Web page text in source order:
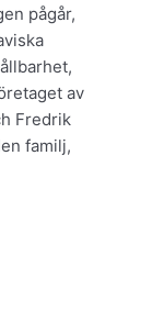
pågår,
av
Fredrik
familj,